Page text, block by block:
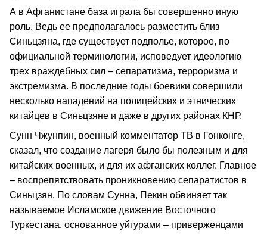
А в Афганистане база играла бы совершенно иную
роль. Ведь ее предполагалось разместить близ
Синьцзяна, где существует подполье, которое, по
официальной терминологии, исповедует идеологию
трех враждебных сил – сепаратизма, терроризма и
экстремизма. В последние годы боевики совершили
несколько нападений на полицейских и этнических
китайцев в Синьцзяне и даже в других районах КНР.
Сунн Чжунпин, военный комментатор ТВ в Гонконге,
сказал, что создание лагеря было бы полезным и для
китайских военных, и для их афганских коллег. Главное
– воспрепятствовать проникновению сепаратистов в
Синьцзян. По словам Сунна, Пекин обвиняет так
называемое Исламское движение Восточного
Туркестана, основанное уйгурами – приверженцами